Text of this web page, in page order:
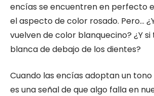
encías se encuentren en perfecto
el aspecto de color rosado. Pero…
vuelven de color blanquecino? ¿Y
blanca de debajo de los dientes?
Cuando las encías adoptan un
es una señal de que algo falla en